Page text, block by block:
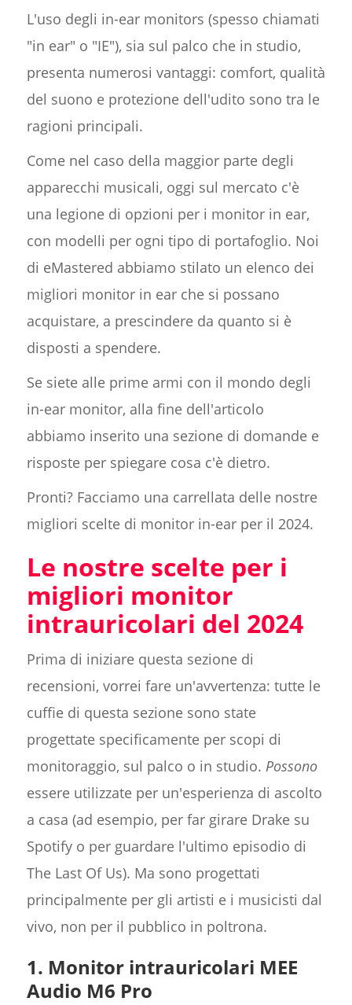
L'uso degli in-ear monitors (spesso chiamati
"in ear" o "IE"), sia sul palco che in studio,
presenta numerosi vantaggi: comfort, qualità
del suono e protezione dell'udito sono tra le
ragioni principali.
Come nel caso della maggior parte degli
apparecchi musicali, oggi sul mercato c'è
una legione di opzioni per i monitor in ear,
con modelli per ogni tipo di portafoglio. Noi
di eMastered abbiamo stilato un elenco dei
migliori monitor in ear che si possano
acquistare, a prescindere da quanto si è
disposti a spendere.
Se siete alle prime armi con il mondo degli
in-ear monitor, alla fine dell'articolo
abbiamo inserito una sezione di domande e
risposte per spiegare cosa c'è dietro.
Pronti? Facciamo una carrellata delle nostre
migliori scelte di monitor in-ear per il 2024.
Le nostre scelte per i
migliori monitor
intrauricolari del 2024
Prima di iniziare questa sezione di
recensioni, vorrei fare un'avvertenza: tutte le
cuffie di questa sezione sono state
progettate specificamente per scopi di
monitoraggio, sul palco o in studio. Possono
essere utilizzate per un'esperienza di ascolto
a casa (ad esempio, per far girare Drake su
Spotify o per guardare l'ultimo episodio di
The Last Of Us). Ma sono progettati
principalmente per gli artisti e i musicisti dal
vivo, non per il pubblico in poltrona.
1. Monitor intrauricolari MEE
Audio M6 Pro